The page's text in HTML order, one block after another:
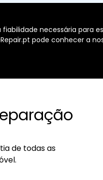
necessária para
pode conhecer a
de todas as